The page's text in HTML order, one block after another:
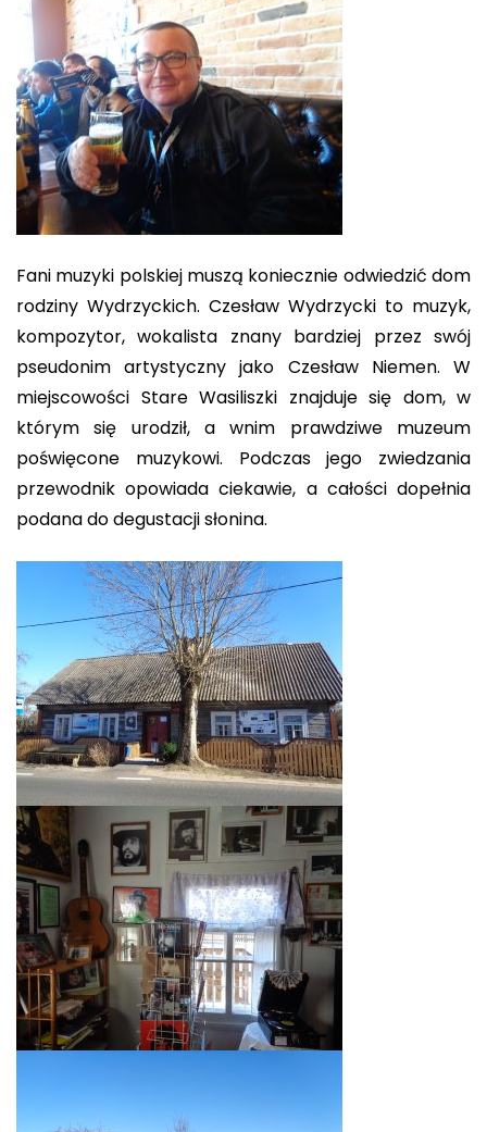
Fani muzyki polskiej muszą koniecznie odwiedzić dom
rodziny Wydrzyckich. Czesław Wydrzycki to muzyk,
kompozytor, wokalista znany bardziej przez swój
pseudonim artystyczny jako Czesław Niemen. W
miejscowości Stare Wasiliszki znajduje się dom, w
którym się urodził, a wnim prawdziwe muzeum
poświęcone muzykowi. Podczas jego zwiedzania
przewodnik opowiada ciekawie, a całości dopełnia
podana do degustacji słonina.